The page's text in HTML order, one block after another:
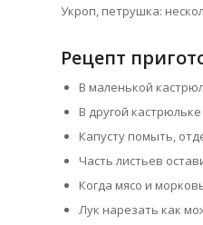
Укроп, петрушка:
Рецепт
В маленькой
В другой
Капусту помыть,
Часть листьев
Когда мясо и
Лук нарезать как